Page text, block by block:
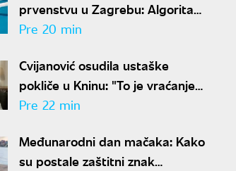
prvenstvu u Zagrebu: Algoritam
izbacio Crnu Goru uprkos
Pre 20 min
Cvijanović osudila ustaške
pokliče u Kninu: "To je vraćanje
u mračnu prošlost"
Pre 22 min
Međunarodni dan mačaka: Kako
su postale zaštitni znak